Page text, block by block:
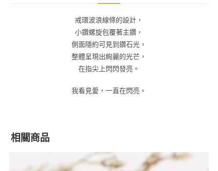
戒環波浪線條的設計，
小鑽螺旋包覆著主鑽，
側面隱約可見到鑽石光，
整體呈現出絢麗的光芒，
在指尖上閃閃發亮。
我看見愛，一直在閃亮。
相關商品